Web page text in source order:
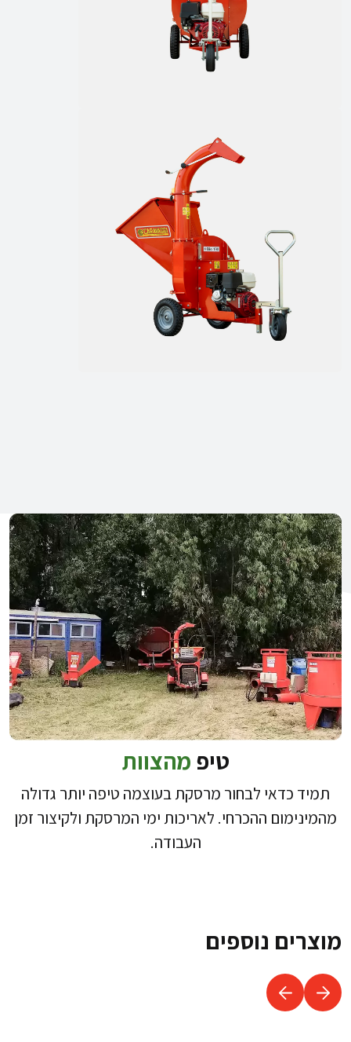
טיפ מהצוות
תמיד כדאי לבחור מרסקת בעוצמה טיפה יותר גדולה
מהמינימום ההכרחי. לאריכות ימי המרסקת ולקיצור זמן
העבודה.
מוצרים נוספים